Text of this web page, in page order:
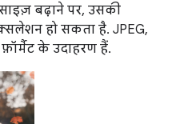
बढ़ाने पर, उसकी
हो सकता है. JPEG,
फ़ॉर्मैट के उदाहरण हैं.